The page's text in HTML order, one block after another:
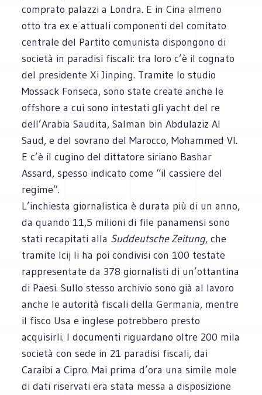
comprato palazzi a Londra. E in Cina almeno
otto tra ex e attuali componenti del comitato
centrale del Partito comunista dispongono di
società in paradisi fiscali: tra loro c’è il cognato
del presidente Xi Jinping. Tramite lo studio
Mossack Fonseca, sono state create anche le
offshore a cui sono intestati gli yacht del re
dell’Arabia Saudita, Salman bin Abdulaziz Al
Saud, e del sovrano del Marocco, Mohammed VI.
E c’è il cugino del dittatore siriano Bashar
Assard, spesso indicato come “il cassiere del
regime”.
L’inchiesta giornalistica è durata più di un anno,
da quando 11,5 milioni di file panamensi sono
stati recapitati alla Suddeutsche Zeitung, che
tramite Icij li ha poi condivisi con 100 testate
rappresentate da 378 giornalisti di un’ottantina
di Paesi. Sullo stesso archivio sono già al lavoro
anche le autorità fiscali della Germania, mentre
il fisco Usa e inglese potrebbero presto
acquisirli. I documenti riguardano oltre 200 mila
società con sede in 21 paradisi fiscali, dai
Caraibi a Cipro. Mai prima d’ora una simile mole
di dati riservati era stata messa a disposizione